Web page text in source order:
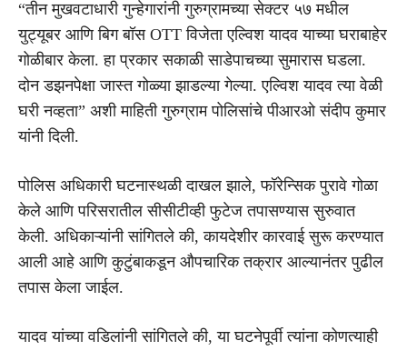
“तीन मुखवटाधारी गुन्हेगारांनी गुरुग्रामच्या सेक्टर ५७ मधील
युट्यूबर आणि बिग बॉस OTT विजेता एल्विश यादव याच्या घराबाहेर
गोळीबार केला. हा प्रकार सकाळी साडेपाचच्या सुमारास घडला.
दोन डझनपेक्षा जास्त गोळ्या झाडल्या गेल्या. एल्विश यादव त्या वेळी
घरी नव्हता” अशी माहिती गुरुग्राम पोलिसांचे पीआरओ संदीप कुमार
यांनी दिली.
पोलिस अधिकारी घटनास्थळी दाखल झाले, फॉरेन्सिक पुरावे गोळा
केले आणि परिसरातील सीसीटीव्ही फुटेज तपासण्यास सुरुवात
केली. अधिकाऱ्यांनी सांगितले की, कायदेशीर कारवाई सुरू करण्यात
आली आहे आणि कुटुंबाकडून औपचारिक तक्रार आल्यानंतर पुढील
तपास केला जाईल.
यादव यांच्या वडिलांनी सांगितले की, या घटनेपूर्वी त्यांना कोणत्याही